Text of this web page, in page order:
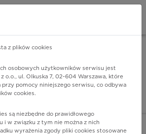
- lider
SIĘ
z plików cookies
osobowych użytkowników serwisu jest
z o.o., ul. Olkuska 7, 02-604 Warszawa, które
przy pomocy niniejszego serwisu, co odbywa
cookies.
są niezbędne do prawidłowego
i w związku z tym nie można z nich
wyrażenia zgody pliki cookies stosowane
- w Google Play INSTALUJ